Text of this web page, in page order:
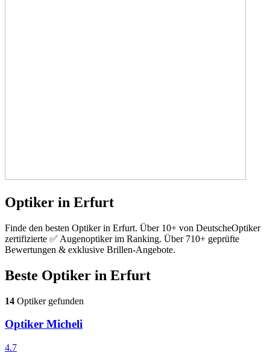
Optiker in Erfurt
Finde den besten Optiker in Erfurt. Über 10+ von DeutscheOptiker
zertifizierte ✅ Augenoptiker im Ranking. Über 710+ geprüfte
Bewertungen & exklusive Brillen-Angebote.
Beste Optiker in Erfurt
14 Optiker gefunden
Optiker Micheli
4.7